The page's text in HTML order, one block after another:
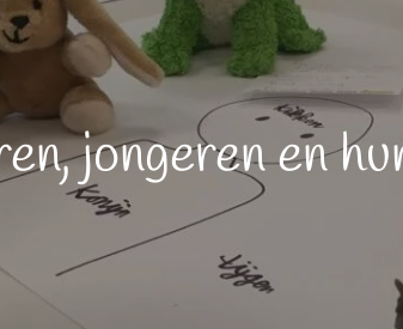
jongeren en